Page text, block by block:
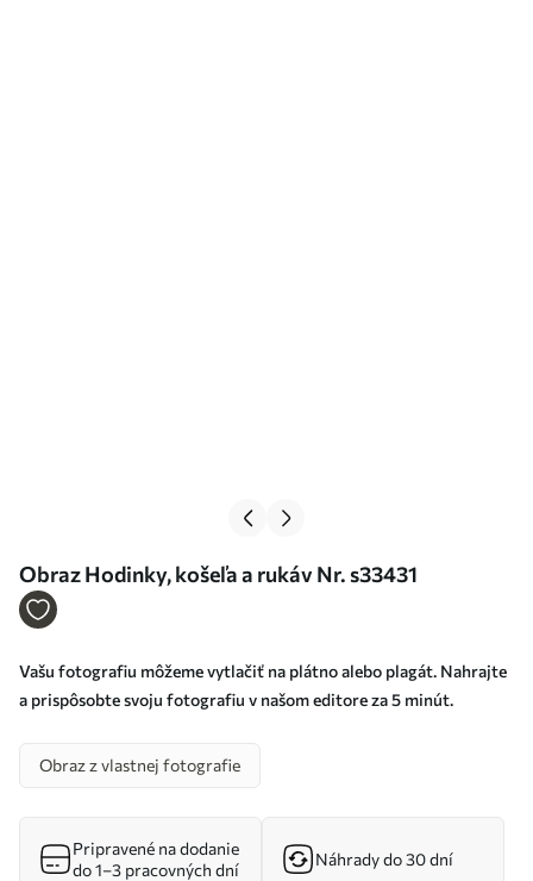
Obraz Hodinky, košeľa a rukáv Nr. s33431
Vašu fotografiu môžeme vytlačiť na plátno alebo plagát. Nahrajte
a prispôsobte svoju fotografiu v našom editore za 5 minút.
Obraz z vlastnej fotografie
Pripravené na dodanie
do 1–3 pracovných dní
Náhrady do 30 dní